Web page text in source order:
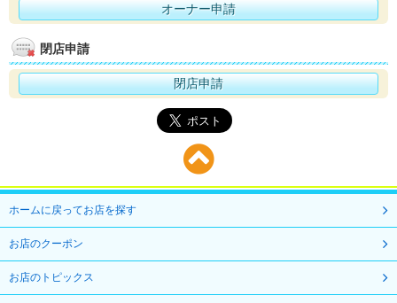
オーナー申請
閉店申請
閉店申請
ホームに戻ってお店を探す
お店のクーポン
お店のトピックス